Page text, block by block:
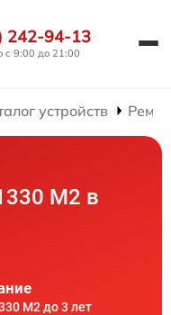
242-94-13
с 9:00 до 21:00
устройств
M2 в
M2 до 3 лет